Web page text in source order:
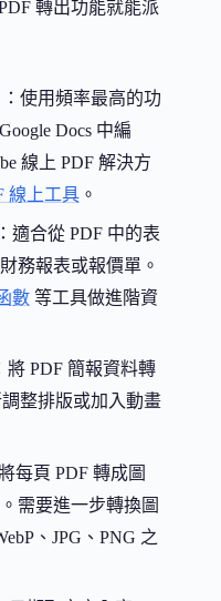
轉出功能就能派
：使用頻率最高的功
Docs 中編
線上 PDF 解決方
線上工具 。
適合從 PDF 中的表
務報表或報價單。
數 等工具做進階資
將 PDF 簡報資料轉
整排版或加入動畫
每頁 PDF 轉成圖
需要進一步轉換圖
、JPG、PNG 之